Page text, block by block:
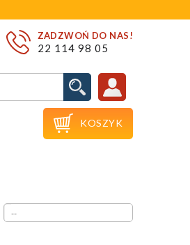
ZADZWOŃ DO NAS!
22 114 98 05
 KOSZYK
--